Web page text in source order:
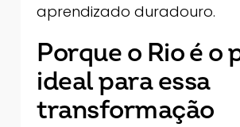
aprendizado duradouro.
Porque o Rio é o
ideal para essa
transformação